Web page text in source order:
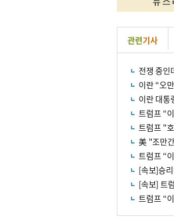
관련기사
전쟁 중인
이란 “오
이란 대통
트럼프 “
트럼프 "
美 "조만
트럼프 “
[속보]승
[속보] 트
트럼프 “